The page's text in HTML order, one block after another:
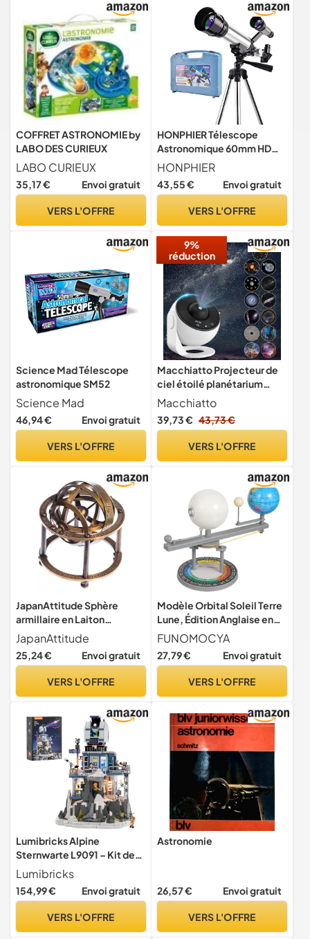
COFFRET ASTRONOMIE by
LABO DES CURIEUX
LABO CURIEUX
35,17 € Envoi gratuit
VERS L'OFFRE
HONPHIER Télescope
Astronomique 60mm HD
Portable Télescope pour
Enfant Telescope avec
Trépied Télescope Jouet
débutants
HONPHIER
43,55 € Envoi gratuit
VERS L'OFFRE
Science Mad Télescope
astronomique SM52
Science Mad
46,94 € Envoi gratuit
VERS L'OFFRE
9%
réduction
Macchiatto Projecteur de
ciel étoilé planétarium
avec 13 disques de film -
Veilleuse rotative à 360 ° -
Pour chambre à coucher,
enfants et adultes
Macchiatto
39,73 € 43,73 €
VERS L'OFFRE
JapanAttitude Sphère
armillaire en Laiton
Astronomie 9cm Vintage
Pirate Steampunk Globe
JapanAttitude
25,24 € Envoi gratuit
VERS L'OFFRE
Modèle Orbital Soleil Terre
Lune, Édition Anglaise en
Plastique
FUNOMOCYA
27,79 € Envoi gratuit
VERS L'OFFRE
Lumibricks Alpine
Sternwarte L9091 – Kit de
construction modulaire
avec projecteur de ciel
étoilé, 2437 pièces,
d'astronomie, pour
Lumibricks
154,99 € Envoi gratuit
VERS L'OFFRE
Astronomie
26,57 € Envoi gratuit
VERS L'OFFRE